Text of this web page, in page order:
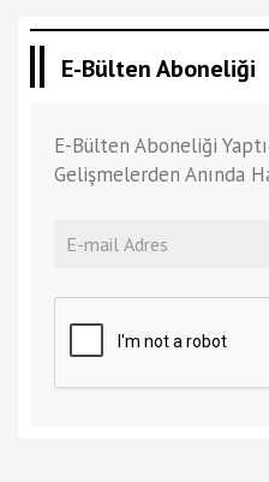
E-Bülten Aboneliği
E-Bülten Aboneliği
Gelişmelerden Anında